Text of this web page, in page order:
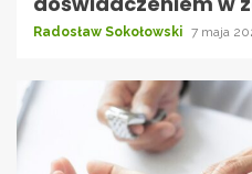
Radosław Sokołowski 7 maja